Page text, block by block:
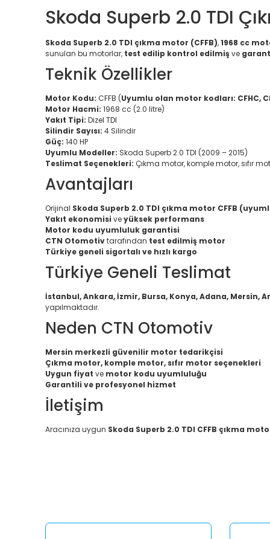
Skoda Superb 2.0 TDI
Skoda Superb 2.0 TDI çıkma motor (CFFB),1968 cc
sunulan bu motorlar, test edilip kontrol edilmiş ve
Teknik Özellikler
Motor Kodu: CFFB (Uyumlu olan motor kodları: CFHC,
Motor Hacmi: 1968 cc (2.0 litre)
Yakıt Tipi: Dizel TDI
Silindir Sayısı: 4 Silindir
Güç: 140 HP
Uyumlu Modeller: Skoda Superb 2.0 TDI (2009 – 2015)
Teslimat Seçenekleri: Çıkma motor, komple motor, sıfır
Avantajları
Orijinal Skoda Superb 2.0 TDI çıkma motor CFFB
Yakıt ekonomisi veyüksek performans
Motor kodu uyumluluk garantisi
CTN Otomotivtarafından test edilmiş motor
Türkiye geneli sigortalı ve hızlı kargo
Türkiye Geneli Teslimat
İstanbul, Ankara, İzmir, Bursa, Konya, Adana, Mersin,
yapılmaktadır.
Neden CTN Otomotiv
Mersin merkezli güvenilir motor tedarikçisi
Çıkma motor, komple motor, sıfır motor seçenekleri
Uygun fiyat ve motor kodu uyumluluğu
Garantili ve profesyonel hizmet
İletişim
Aracınıza uygun Skoda Superb 2.0 TDI CFFB çıkma
Ürün bilgilerinde hatalar bulunuyor.